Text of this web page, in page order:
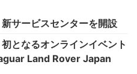
サービスセンターを開設
となるオンラインイベント
Land Rover Japan